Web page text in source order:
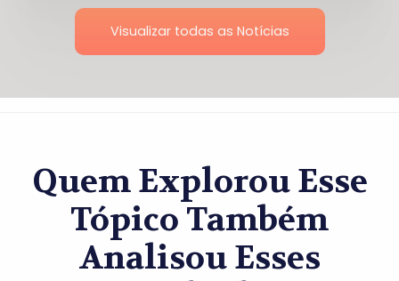
Visualizar todas as Notícias
Quem Explorou Esse
Tópico Também
Analisou Esses